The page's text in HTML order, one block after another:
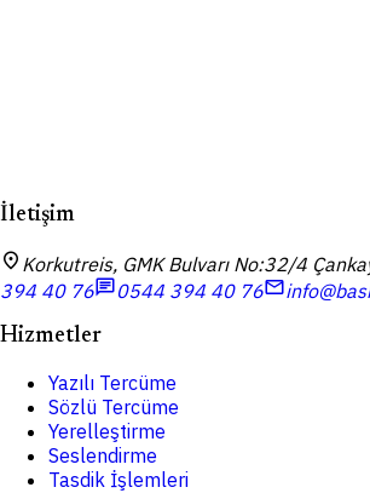
İletişim
location_on Korkutreis, GMK Bulvarı No:32/4
394 40 76chat0544 394 40 76mail
Hizmetler
Yazılı Tercüme
Sözlü Tercüme
Yerelleştirme
Seslendirme
Tasdik İşlemleri